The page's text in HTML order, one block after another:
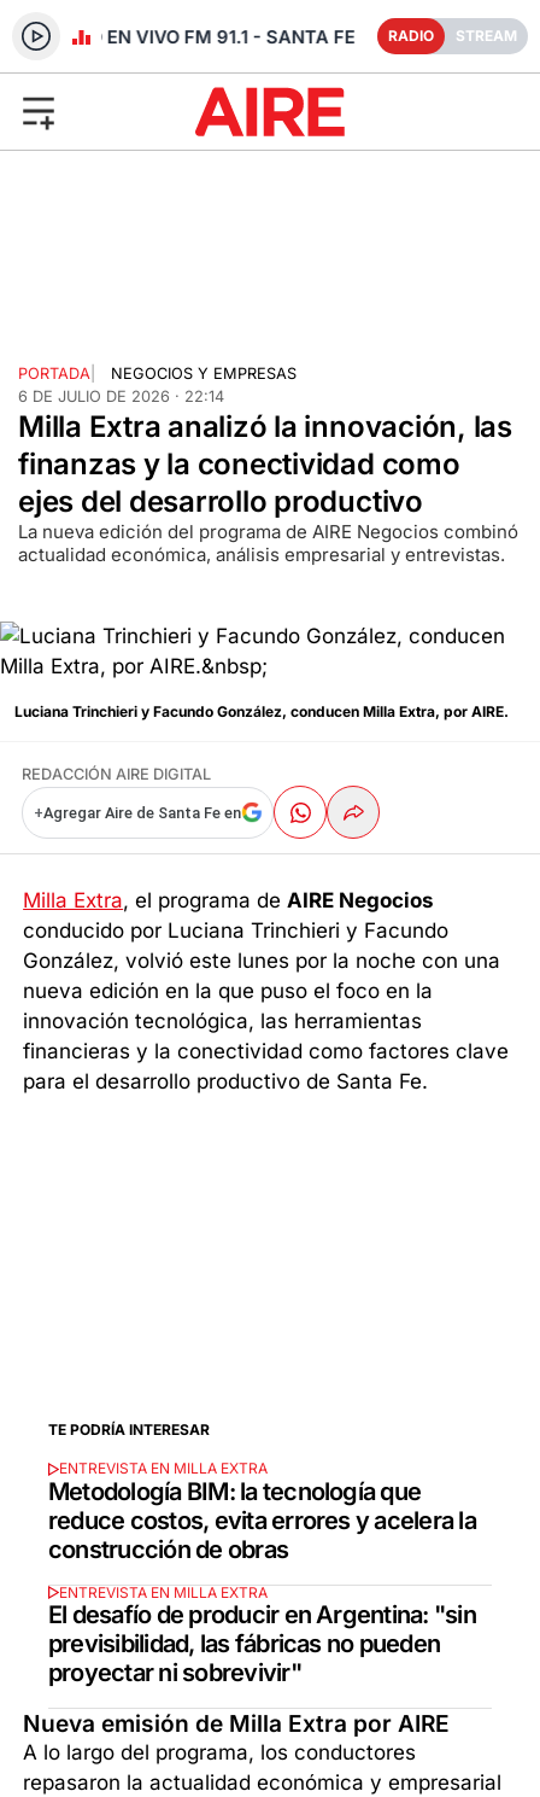
RADIO EN VIVO FM 91.1 - SANTA FE RADIO STREAM
PORTADA
NEGOCIOS Y EMPRESAS
6 DE JULIO DE 2026 · 22:14
Milla Extra analizó la innovación, las
finanzas y la conectividad como
ejes del desarrollo productivo
La nueva edición del programa de AIRE Negocios combinó
actualidad económica, análisis empresarial y entrevistas.
Luciana Trinchieri y Facundo González, conducen Milla Extra, por AIRE.
REDACCIÓN AIRE DIGITAL
+Agregar Aire de Santa Fe en
Milla Extra, el programa de AIRE Negocios
conducido por Luciana Trinchieri y Facundo
González, volvió este lunes por la noche con una
nueva edición en la que puso el foco en la
innovación tecnológica, las herramientas
financieras y la conectividad como factores clave
para el desarrollo productivo de Santa Fe.
TE PODRÍA INTERESAR
ENTREVISTA EN MILLA EXTRA
Metodología BIM: la tecnología que
reduce costos, evita errores y acelera la
construcción de obras
ENTREVISTA EN MILLA EXTRA
El desafío de producir en Argentina: "sin
previsibilidad, las fábricas no pueden
proyectar ni sobrevivir"
Nueva emisión de Milla Extra por AIRE
A lo largo del programa, los conductores
repasaron la actualidad económica y empresarial